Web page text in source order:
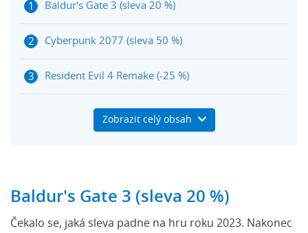
Baldur's Gate 3 (sleva 20 %)
Cyberpunk 2077 (sleva 50 %)
Resident Evil 4 Remake (-25 %)
Dobití Steam peněženky na Herních kuponech
Zobrazit celý obsah
Baldur's Gate 3 (sleva 20 %)
Čekalo se, jaká sleva padne na hru roku 2023. Nakonec